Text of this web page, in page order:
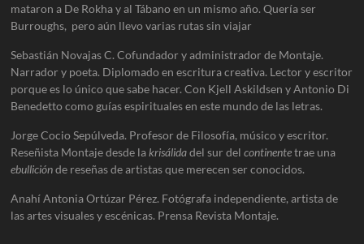
mataron a De Rokha y al Tábano en un mismo año. Quería ser
Burroughs, pero aún llevo varias rutas sin viajar
Sebastián Novajas C. Cofundador y administrador de Montaje.
Narrador y poeta. Diplomado en escritura creativa. Lector y escritor
porque es lo único que sabe hacer. Con Kjell Askildsen y Antonio Di
Benedetto como guías espirituales en este mundo de las letras.
Jorge Cocio Sepúlveda. Profesor de Filosofía, músico y escritor.
Reseñista Montaje desde lakrisálidadel sur delcontinentetrae una
ebulliciónde reseñas de artistas que merecen ser conocidos.
Anahí Antonia Ortúzar Pérez. Fotógrafa independiente, artista de
las artes visuales y escénicas. Prensa Revista Montaje.